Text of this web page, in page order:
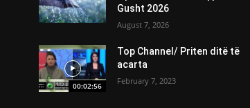
Gusht 2026
August 7, 2026
00:02:56
Top Channel/ Priten ditë të
acarta
February 7, 2023